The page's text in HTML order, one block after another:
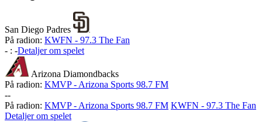
San Diego Padres
På radion: KWFN - 97.3 The Fan
- : -Detaljer om spelet
Arizona Diamondbacks
På radion: KMVP - Arizona Sports 98.7 FM
--
På radion: KMVP - Arizona Sports 98.7 FM KWFN - 97.3 The Fan
Detaljer om spelet